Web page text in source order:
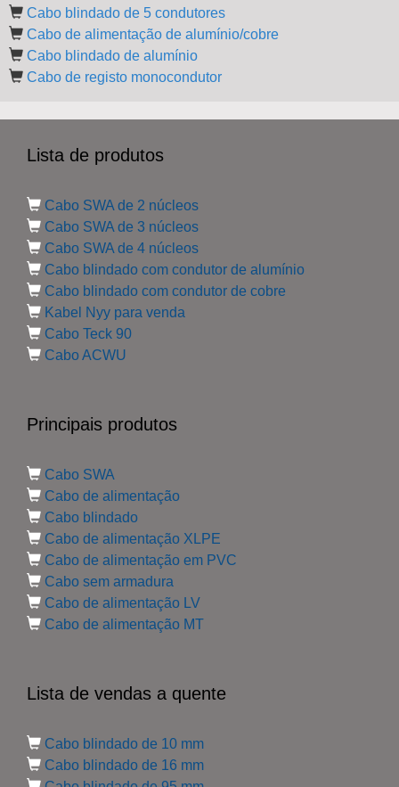
Cabo blindado de 5 condutores
Cabo de alimentação de alumínio/cobre
Cabo blindado de alumínio
Cabo de registo monocondutor
Lista de produtos
Cabo SWA de 2 núcleos
Cabo SWA de 3 núcleos
Cabo SWA de 4 núcleos
Cabo blindado com condutor de alumínio
Cabo blindado com condutor de cobre
Kabel Nyy para venda
Cabo Teck 90
Cabo ACWU
Principais produtos
Cabo SWA
Cabo de alimentação
Cabo blindado
Cabo de alimentação XLPE
Cabo de alimentação em PVC
Cabo sem armadura
Cabo de alimentação LV
Cabo de alimentação MT
Lista de vendas a quente
Cabo blindado de 10 mm
Cabo blindado de 16 mm